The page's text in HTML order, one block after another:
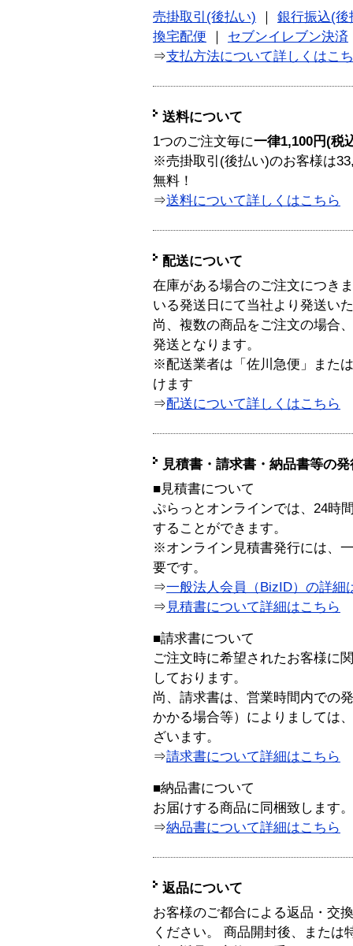
売掛取引(後払い)
銀行振込(後
換宅配便
セブンイレブン決済
⇒支払方法について詳しくはこ
送料について
1つのご注文毎に一律1,100円(税
※売掛取引(後払い)のお客様は
無料！
⇒送料について詳しくはこちら
配送について
在庫がある場合のご注文につき
いる発送日にて当社より発送い
尚、複数の商品をご注文の場合
発送となります。
※配送業者は「佐川急便」また
けます
⇒配送について詳しくはこちら
見積書・請求書・納品書等の
■見積書について
ぷらっとオンラインでは、24時
することができます。
※オンライン見積書発行には、
要です。
⇒一般法人会員（BizID）の詳細
⇒ 見積書について詳細はこちら
■請求書について
ご注文時に希望されたお客様に
しております。
尚、請求書は、営業時間内での
かかる場合等）によりましては
ざいます。
⇒請求書について詳細はこちら
■納品書について
お届けする商品に同梱致します。
⇒納品書について詳細はこちら
返品について
お客様のご都合による返品・交
ください。 商品開封後、または